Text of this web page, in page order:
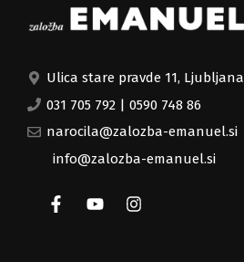
Ulica stare pravde 11, Ljubljana
031 705 792 | 0590 748 86
narocila@zalozba-emanuel.si
info@zalozba-emanuel.si